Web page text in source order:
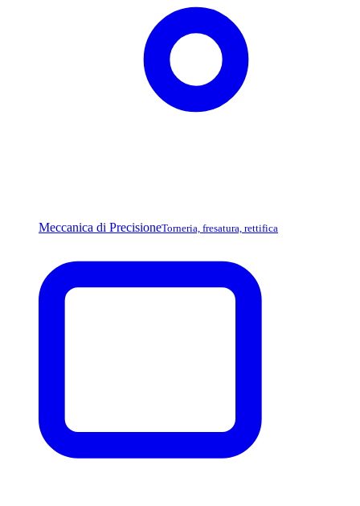
Meccanica di PrecisioneTorneria, fresatura, rettifica